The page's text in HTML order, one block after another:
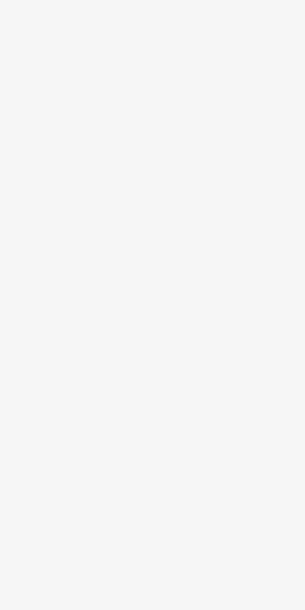
w przypadku gdy:
przetwarzania danych i nie ma innej
sprawdzić prawidłowość
do ustalenia, obrony lub dochodzenia
prawnie uzasadnione podstawy po
podstawie zgody wyrażonej przez tą
którego podstawą prawną jest:
przez administratora lub przez stronę
już przetwarzać tych danych
i wolności osoby, której dane dotyczą,